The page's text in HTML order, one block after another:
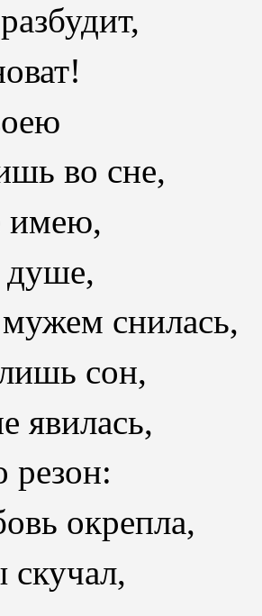
во сне,
имею,
снилась,
сон,
явилась,
резон:
окрепла,